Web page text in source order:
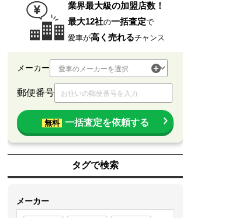
業界最大級の加盟店数！
最大12社の一括査定で
愛車が高く売れるチャンス
メーカー
郵便番号
無料 一括査定を依頼する
タグで検索
メーカー